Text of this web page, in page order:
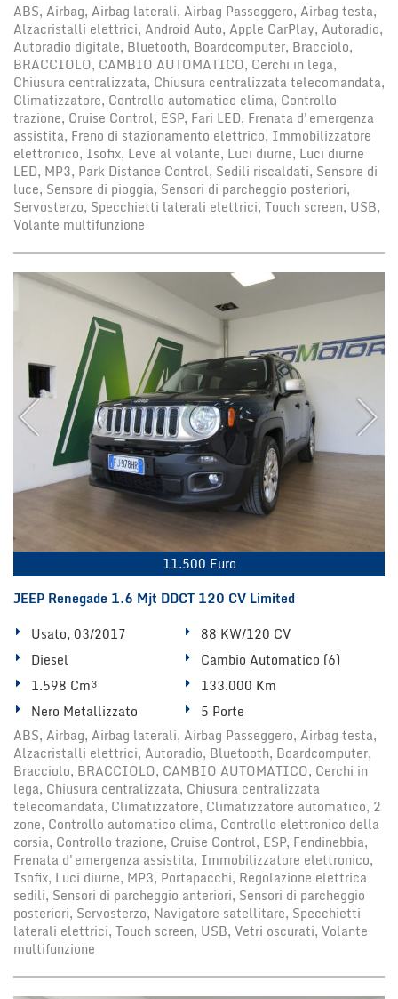
ABS, Airbag, Airbag laterali, Airbag Passeggero, Airbag testa,
Alzacristalli elettrici, Android Auto, Apple CarPlay, Autoradio,
Autoradio digitale, Bluetooth, Boardcomputer, Bracciolo,
BRACCIOLO, CAMBIO AUTOMATICO, Cerchi in lega,
Chiusura centralizzata, Chiusura centralizzata telecomandata,
Climatizzatore, Controllo automatico clima, Controllo
trazione, Cruise Control, ESP, Fari LED, Frenata d'emergenza
assistita, Freno di stazionamento elettrico, Immobilizzatore
elettronico, Isofix, Leve al volante, Luci diurne, Luci diurne
LED, MP3, Park Distance Control, Sedili riscaldati, Sensore di
luce, Sensore di pioggia, Sensori di parcheggio posteriori,
Servosterzo, Specchietti laterali elettrici, Touch screen, USB,
Volante multifunzione
11.500 Euro
JEEP Renegade 1.6 Mjt DDCT 120 CV Limited
Usato, 03/2017
88 KW/120 CV
Diesel
Cambio Automatico (6)
1.598 Cm³
133.000 Km
Nero Metallizzato
5 Porte
ABS, Airbag, Airbag laterali, Airbag Passeggero, Airbag testa,
Alzacristalli elettrici, Autoradio, Bluetooth, Boardcomputer,
Bracciolo, BRACCIOLO, CAMBIO AUTOMATICO, Cerchi in
lega, Chiusura centralizzata, Chiusura centralizzata
telecomandata, Climatizzatore, Climatizzatore automatico, 2
zone, Controllo automatico clima, Controllo elettronico della
corsia, Controllo trazione, Cruise Control, ESP, Fendinebbia,
Frenata d'emergenza assistita, Immobilizzatore elettronico,
Isofix, Luci diurne, MP3, Portapacchi, Regolazione elettrica
sedili, Sensori di parcheggio anteriori, Sensori di parcheggio
posteriori, Servosterzo, Navigatore satellitare, Specchietti
laterali elettrici, Touch screen, USB, Vetri oscurati, Volante
multifunzione